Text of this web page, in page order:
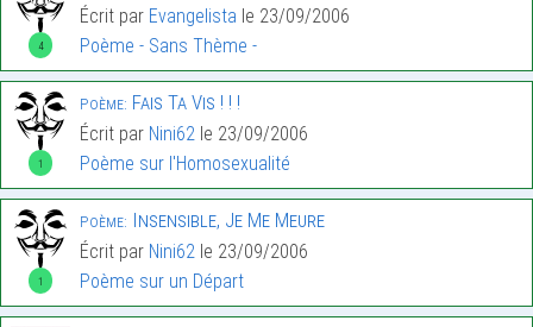
4
Écrit par Evangelista le 23/09/2006
Poème - Sans Thème -
1
Poème: Fais Ta Vis ! ! !
Écrit par Nini62 le 23/09/2006
Poème sur l'Homosexualité
1
Poème: Insensible, Je Me Meure
Écrit par Nini62 le 23/09/2006
Poème sur un Départ